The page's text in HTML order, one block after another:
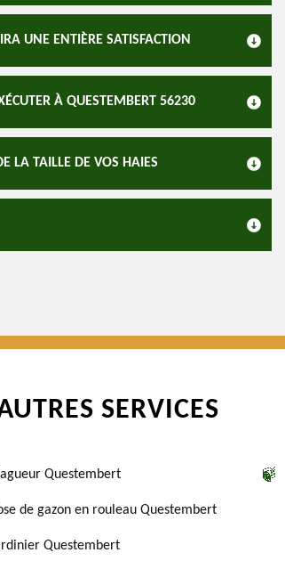
UNE ENTIÈRE SATISFACTION
À QUESTEMBERT 56230
LA TAILLE DE VOS HAIES
SERVICES
Questembert
de gazon en rouleau Questembert
Questembert